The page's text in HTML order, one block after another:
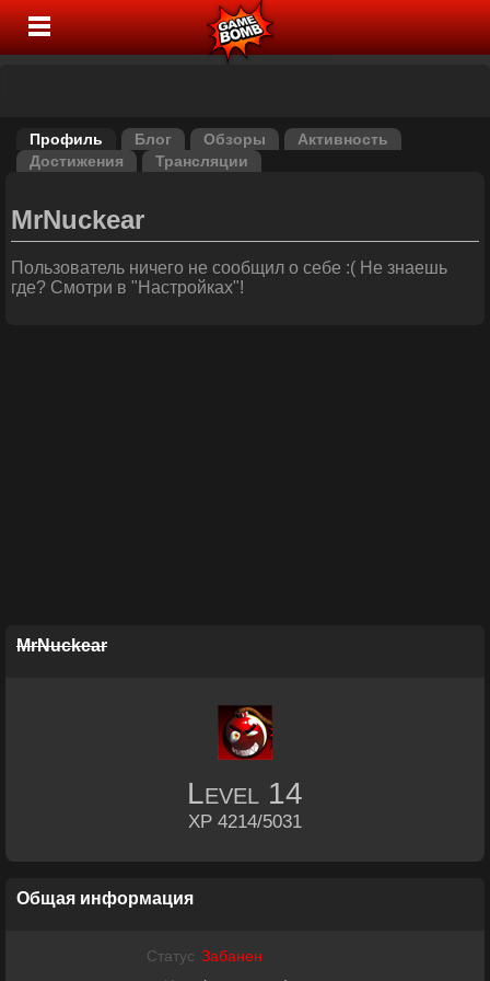
Профиль Блог Обзоры
Активность
Достижения
Трансляции
MrNuckear
Пользователь ничего не сообщил о себе :( Не знаешь
где? Смотри в "Настройках"!
MrNuckear
Level 14
XP 4214/5031
Общая информация
Статус Забанен